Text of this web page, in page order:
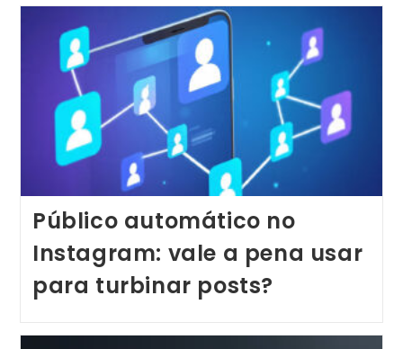
Público automático no
Instagram: vale a pena usar
para turbinar posts?